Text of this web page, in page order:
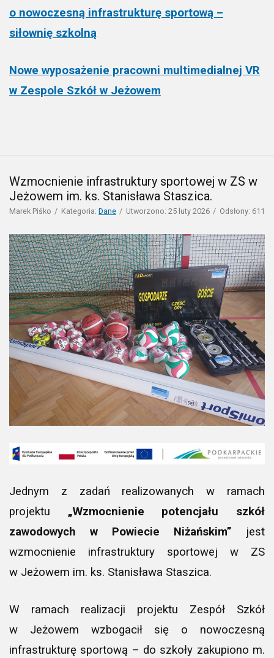
o nowoczesną infrastrukturę sportową –
siłownię szkolną
Nowe wyposażenie pracowni multimedialnej VR
w Zespole Szkół w Jeżowem
Wzmocnienie infrastruktury sportowej w ZS w
Jeżowem im. ks. Stanisława Staszica.
Marek Piśko Kategoria: Dane Utworzono: 25 luty 2026 Odsłony: 611
Jednym z zadań realizowanych w ramach
projektu „Wzmocnienie potencjału szkół
zawodowych w Powiecie Niżańskim” jest
wzmocnienie infrastruktury sportowej w ZS
w Jeżowem im. ks. Stanisława Staszica.
W ramach realizacji projektu Zespół Szkół
w Jeżowem wzbogacił się o nowoczesną
infrastrukturę sportową – do szkoły zakupiono m.